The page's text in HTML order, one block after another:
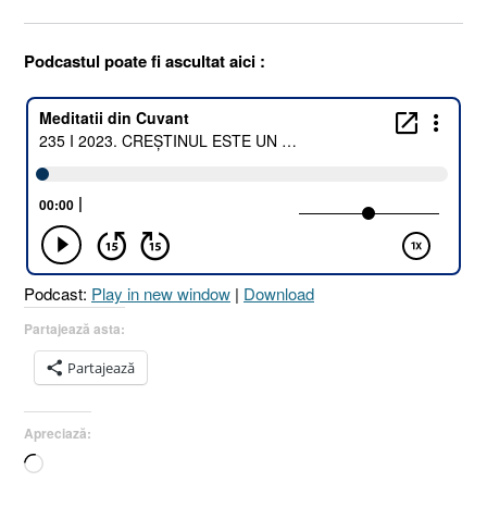
Podcastul poate fi ascultat aici :
Podcast: Play in new window | Download
Partajează asta:
Partajează
Apreciază:
Încarc...